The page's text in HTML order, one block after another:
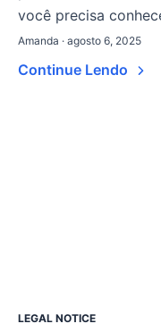
você precisa
Amanda · agosto 6, 2025
Continue Lendo
LEGAL NOTICE